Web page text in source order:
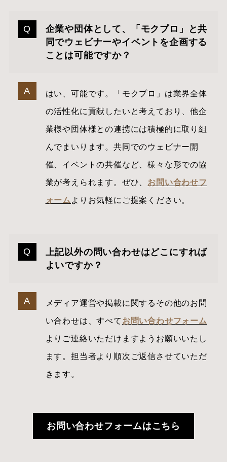
企業や団体として、「モクプロ」と共
同でウェビナーやイベントを企画する
ことは可能ですか？
はい、可能です。「モクプロ」は業界全体
の活性化に貢献したいと考えており、他企
業様や団体様との連携には積極的に取り組
んでまいります。共同でのウェビナー開
催、イベントの共催など、様々な形での協
業が考えられます。ぜひ、 お問い合わせフ
ォーム よりお気軽にご提案ください。
上記以外の問い合わせはどこにすれば
よいですか？
メディア運営や掲載に関するその他のお問
い合わせは、すべて お問い合わせフォーム
よりご連絡いただけますようお願いいたし
ます。担当者より順次ご返信させていただ
きます。
お問い合わせフォームはこちら